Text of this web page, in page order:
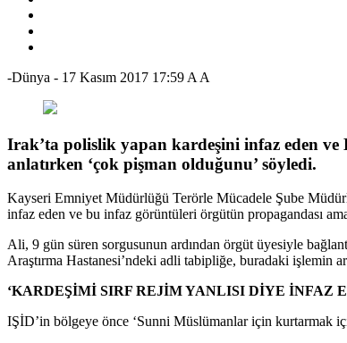
-Dünya - 17 Kasım 2017 17:59 A A
Irak’ta polislik yapan kardeşini infaz eden
anlatırken ‘çok pişman olduğunu’ söyledi.
Kayseri Emniyet Müdürlüğü Terörle Mücadele Şube
infaz eden ve bu infaz görüntüleri örgütün propagandası
Ali, 9 gün süren sorgusunun ardından örgüt üyesiyle
Araştırma Hastanesi’ndeki adli tabipliğe, buradaki işlemin
‘KARDEŞİMİ SIRF REJİM YANLISI DİYE İNFAZ
IŞİD’in bölgeye önce ‘Sunni Müslümanlar için kurtarmak